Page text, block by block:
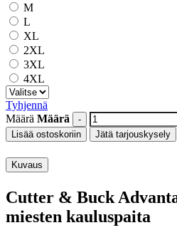
M
L
XL
2XL
3XL
4XL
Tyhjennä
Määrä Määrä
Lisää ostoskoriin Jätä tarjouskysely
Kuvaus
Cutter & Buck
miesten kauluspaita